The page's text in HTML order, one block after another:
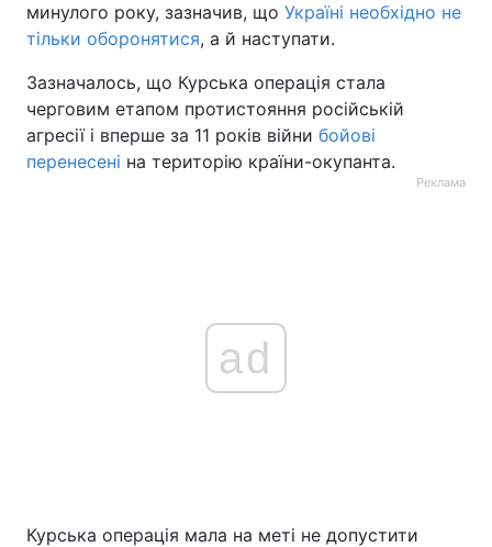
минулого року, зазначив, що Україні необхідно не
тільки оборонятися, а й наступати.
Зазначалось, що Курська операція стала
черговим етапом протистояння російській
агресії і вперше за 11 років війни бойові
перенесені на територію країни-окупанта.
Реклама
ad
Курська операція мала на меті не допустити